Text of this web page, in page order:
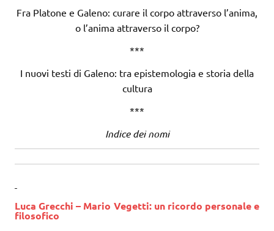
Fra Platone e Galeno: curare il corpo attraverso l’anima,
o l’anima attraverso il corpo?
***
I nuovi testi di Galeno: tra epistemologia e storia della
cultura
***
Indice dei nomi
Luca Grecchi – Mario Vegetti: un ricordo personale e
filosofico